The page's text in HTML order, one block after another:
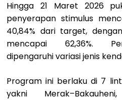
Hingga 21 Maret 2026
penyerapan stimulus
40,84% dari target,
mencapai 62,36%.
dipengaruhi variasi jenis
Program ini berlaku di 7
yakni